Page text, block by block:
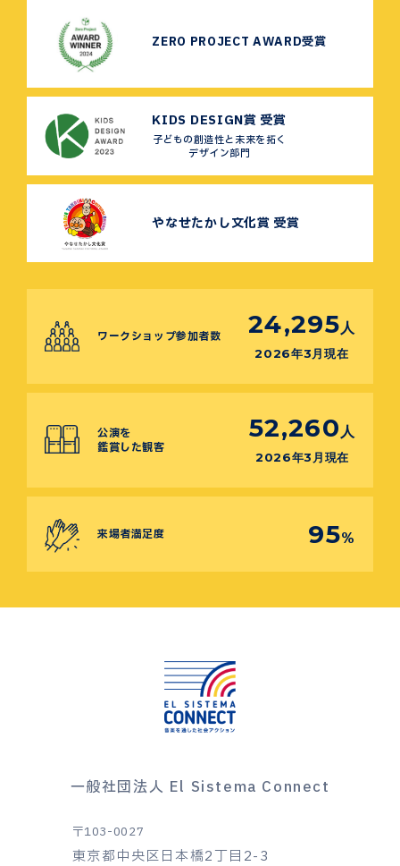
ZERO PROJECT AWARD受賞
KIDS DESIGN賞 受賞
子どもの創造性と未来を拓く
デザイン部門
やなせたかし文化賞 受賞
ワークショップ参加者数 24,295 人
2026年3月現在
公演を
鑑賞した観客
52,260 人
2026年3月現在
来場者満足度 95%
一般社団法人 El Sistema Connect
〒103-0027
東京都中央区日本橋2丁目2-3